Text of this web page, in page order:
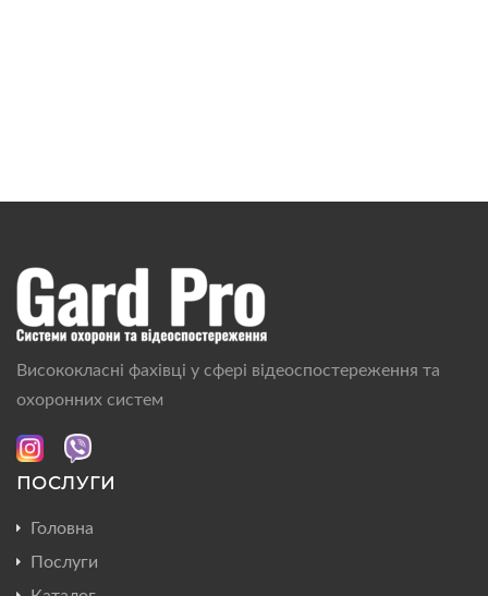
Висококласні фахівці у сфері відеоспостереження та
охоронних систем
ПОСЛУГИ
Головна
Послуги